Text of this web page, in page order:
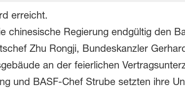
erreicht.
chinesische Regierung endgültig den
Zhu Rongji, Bundeskanzler
an der feierlichen
und BASF-Chef Strube setzten ihre